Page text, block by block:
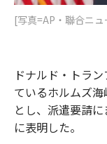
[写真=AP・聯合ニュ
ドナルド・トラ
ているホルムズ
とし、派遣要請
に表明した。